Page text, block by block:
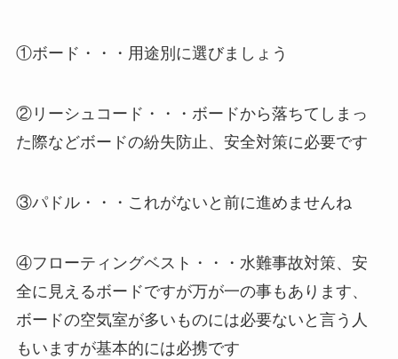
①ボード・・・用途別に選びましょう
②リーシュコード・・・ボードから落ちてしまっ
た際などボードの紛失防止、安全対策に必要です
③パドル・・・これがないと前に進めませんね
④フローティングベスト・・・水難事故対策、安
全に見えるボードですが万が一の事もあります、
ボードの空気室が多いものには必要ないと言う人
もいますが基本的には必携です